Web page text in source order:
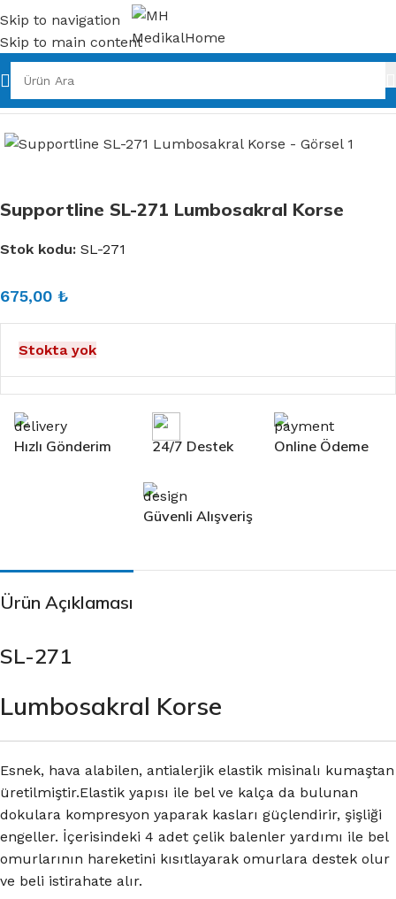
Skip to navigation
Skip to main content
Ana Sayfa
Supportline SL-271 Lumbosakral Korse
Stok kodu: SL-271
675,00 ₺
Stokta yok
Hızlı Gönderim 24/7 Destek Online Ödeme
Güvenli Alışveriş
Ürün Açıklaması
SL-271
Lumbosakral Korse
Esnek, hava alabilen, antialerjik elastik misinalı kumaştan
üretilmiştir.Elastik yapısı ile bel ve kalça da bulunan
dokulara kompresyon yaparak kasları güçlendirir, şişliği
engeller. İçerisindeki 4 adet çelik balenler yardımı ile bel
omurlarının hareketini kısıtlayarak omurlara destek olur
ve beli istirahate alır.